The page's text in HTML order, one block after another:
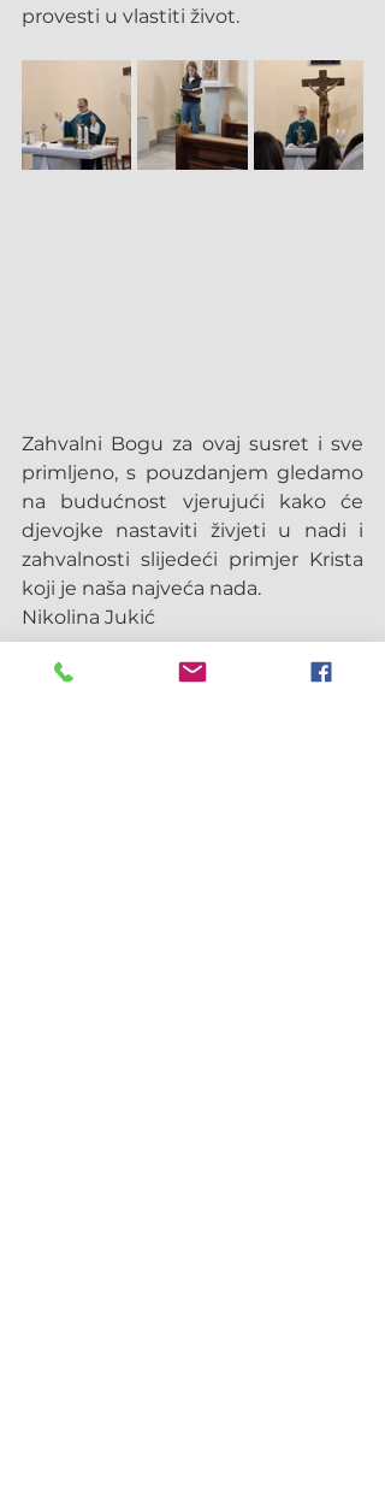
provesti u vlastiti život.
Zahvalni Bogu za ovaj susret i sve
primljeno, s pouzdanjem gledamo
na budućnost vjerujući kako će
djevojke nastaviti živjeti u nadi i
zahvalnosti slijedeći primjer Krista
koji je naša najveća nada.
Nikolina Jukić